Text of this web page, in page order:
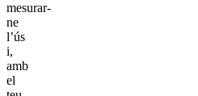
mesurar-
ne
l’ús
i,
amb
el